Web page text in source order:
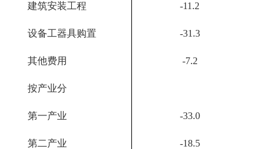
建筑安装工程 -11.2
设备工器具购置 -31.3
其他费用 -7.2
按产业分
第一产业 -33.0
第二产业 -18.5